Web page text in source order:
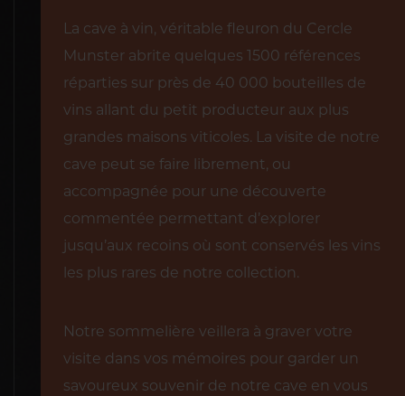
La cave à vin, véritable fleuron du Cercle
Munster abrite quelques 1500 références
réparties sur près de 40 000 bouteilles de
vins allant du petit producteur aux plus
grandes maisons viticoles. La visite de notre
cave peut se faire librement, ou
accompagnée pour une découverte
commentée permettant d’explorer
jusqu’aux recoins où sont conservés les vins
les plus rares de notre collection.
Notre sommelière veillera à graver votre
visite dans vos mémoires pour garder un
savoureux souvenir de notre cave en vous